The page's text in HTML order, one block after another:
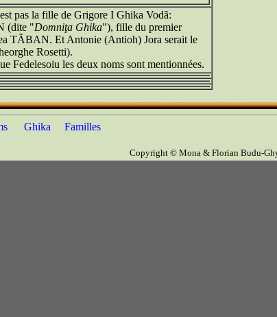
pas la fille de Grigore I Ghika Vodã:
(dite "Domniţa Ghika"), fille du premier
TÃBAN. Et Antonie (Antioh) Jora serait le
Rosetti).
Fedelesoiu les deux noms sont mentionnées.
Ghika Familles
Copyright © Mona & Florian Budu-